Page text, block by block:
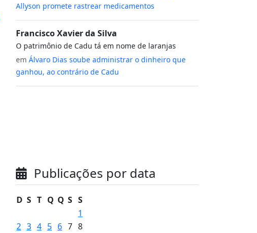
Allyson promete rastrear medicamentos
Francisco Xavier da Silva
O patrimônio de Cadu tá em nome de laranjas
em Álvaro Dias soube administrar o dinheiro que
ganhou, ao contrário de Cadu
Publicações por data
D S T Q Q S S
1
2 3 4 5 6 7 8